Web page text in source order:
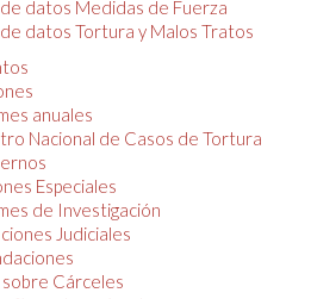
datos Medidas de Fuerza
datos Tortura y Malos Tratos
anuales
Nacional de Casos de Tortura
Especiales
de Investigación
Judiciales
Cárceles